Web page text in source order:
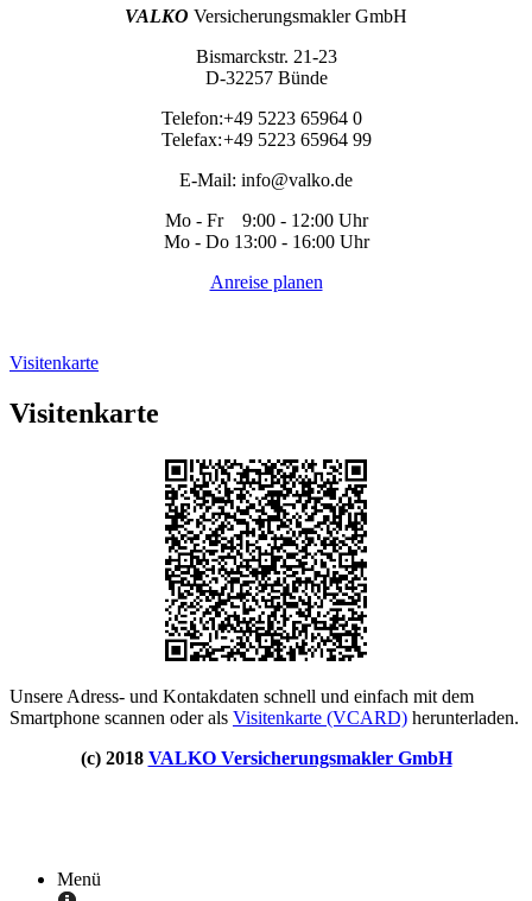
VALKO Versicherungsmakler GmbH
Bismarckstr. 21-23
D-32257 Bünde
Telefon:+49 5223 65964 0
Telefax:+49 5223 65964 99
E-Mail: info@valko.de
Mo - Fr 9:00 - 12:00 Uhr
Mo - Do 13:00 - 16:00 Uhr
Anreise planen
Visitenkarte
Visitenkarte
Unsere Adress- und Kontakdaten schnell und einfach mit dem
Smartphone scannen oder als Visitenkarte (VCARD) herunterladen.
(c) 2018 VALKO Versicherungsmakler GmbH
Menü